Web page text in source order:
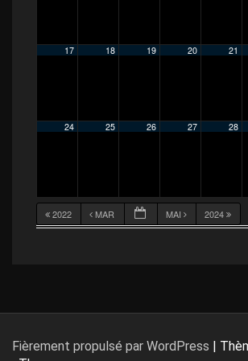
17 18 19 20 21
24 25 26 27 28
2022 MAR MAI 2024
Fièrement propulsé par WordPress |